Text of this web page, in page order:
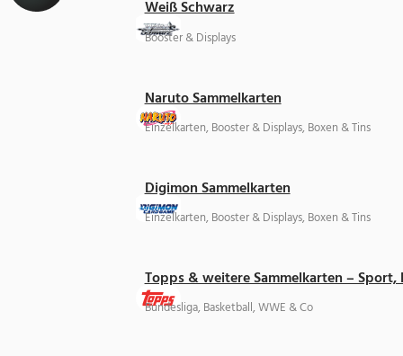
Weiß Schwarz
Booster & Displays
Naruto Sammelkarten
Einzelkarten, Booster & Displays, Boxen & Tins
Digimon Sammelkarten
Einzelkarten, Booster & Displays, Boxen & Tins
Topps & weitere Sammelkarten –
Bundesliga, Basketball, WWE & Co